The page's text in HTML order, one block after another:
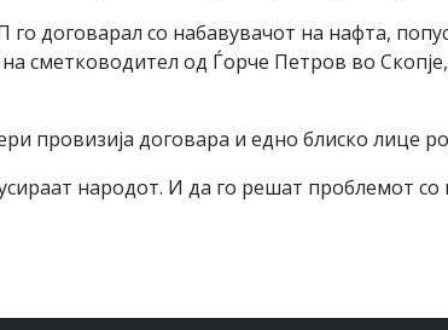
договарал со набавувачот на нафта,
сметководител од Ѓорче Петров во
провизија договара и едно блиско лице
народот. И да го решат проблемот